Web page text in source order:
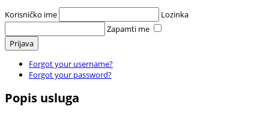
Korisničko ime
Lozinka
Zapamti me
Prijava
Forgot your username?
Forgot your password?
Popis usluga